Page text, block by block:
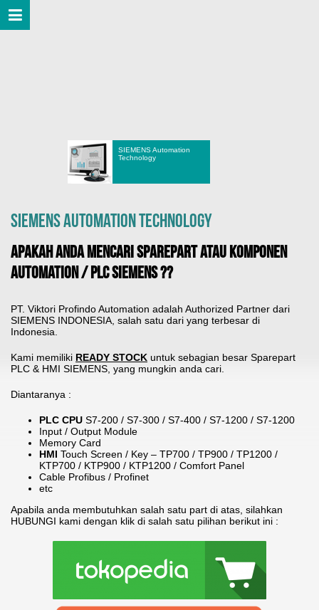
SIEMENS Automation
Technology
SIEMENS AUTOMATION TECHNOLOGY
Apakah Anda Mencari Sparepart atau Komponen
Automation / PLC SIEMENS ??
PT. Viktori Profindo Automation adalah Authorized Partner dari
SIEMENS INDONESIA, salah satu dari yang terbesar di
Indonesia.
Kami memiliki READY STOCK untuk sebagian besar Sparepart
PLC & HMI SIEMENS, yang mungkin anda cari.
Diantaranya :
PLC CPU S7-200 / S7-300 / S7-400 / S7-1200 / S7-1200
Input / Output Module
Memory Card
HMI Touch Screen / Key – TP700 / TP900 / TP1200 /
KTP700 / KTP900 / KTP1200 / Comfort Panel
Cable Profibus / Profinet
etc
Apabila anda membutuhkan salah satu part di atas, silahkan
HUBUNGI kami dengan klik di salah satu pilihan berikut ini :